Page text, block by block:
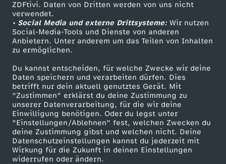
ZDFtivi. Daten von Dritten werden von uns nicht
verwendet.
• Social Media und externe Drittsysteme:Wir nutzen
Social-Media-Tools und Dienste von anderen
Anbietern. Unter anderem um das Teilen von Inhalten
zu ermöglichen.
Du kannst entscheiden, für welche Zwecke wir deine
Daten speichern und verarbeiten dürfen. Dies
betrifft nur dein aktuell genutztes Gerät. Mit
"Zustimmen" erklärst du deine Zustimmung zu
unserer Datenverarbeitung, für die wir deine
Einwilligung benötigen. Oder du legst unter
"Einstellungen/Ablehnen" fest, welchen Zwecken du
deine Zustimmung gibst und welchen nicht. Deine
Datenschutzeinstellungen kannst du jederzeit mit
Wirkung für die Zukunft in deinen Einstellungen
widerrufen oder ändern.
Linsen-Bowl mit gebackener Rote Bete
Herunterladen
67 KB (PDF)
Maronencremesuppe mit Thymian-Crostini
Herunterladen
66 KB (PDF)
Beef Tri-Tip mit Süßkartoffel-Wedges
Herunterladen
21 KB (PDF)